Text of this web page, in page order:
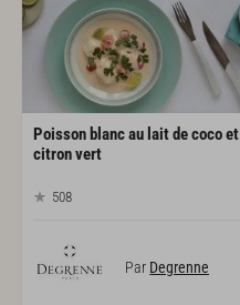
Poisson blanc au lait de coco et
citron vert
508
Par Degrenne